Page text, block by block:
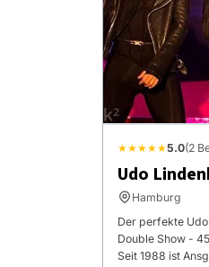
★★★★★5.0(2
Udo
Hamburg
Der perfekte
Double Show -
Seit 1988 ist